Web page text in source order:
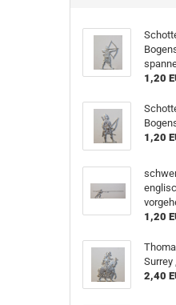
1,20
1,20
1,20
Surrey
2,40